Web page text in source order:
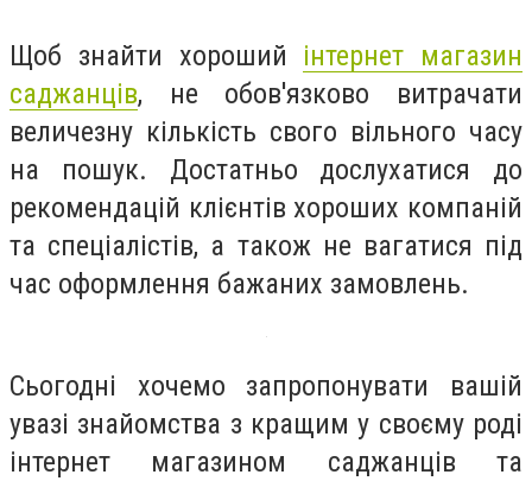
Щоб знайти хороший інтернет магазин
саджанців, не обов'язково витрачати
величезну кількість свого вільного часу
на пошук. Достатньо дослухатися до
рекомендацій клієнтів хороших компаній
та спеціалістів, а також не вагатися під
час оформлення бажаних замовлень.
Сьогодні хочемо запропонувати вашій
увазі знайомства з кращим у своєму роді
інтернет магазином саджанців та